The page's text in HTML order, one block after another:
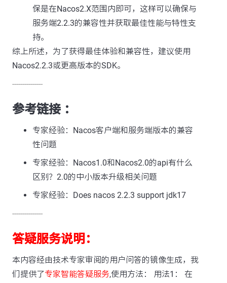
保是在Nacos2.X范围内即可，这样可以确保与
服务端2.2.3的兼容性并获取最佳性能与特性支
持。
综上所述，为了获得最佳体验和兼容性，建议使用
Nacos2.2.3或更高版本的SDK。
---------------
参考链接 ：
专家经验：Nacos客户端和服务端版本的兼容
性问题
专家经验：Nacos1.0和Nacos2.0的api有什么
区别？2.0的中小版本升级相关问题
专家经验：Does nacos 2.2.3 support jdk17
---------------
答疑服务说明：
本内容经由技术专家审阅的用户问答的镜像生成，我
们提供了专家智能答疑服务,使用方法： 用法1： 在